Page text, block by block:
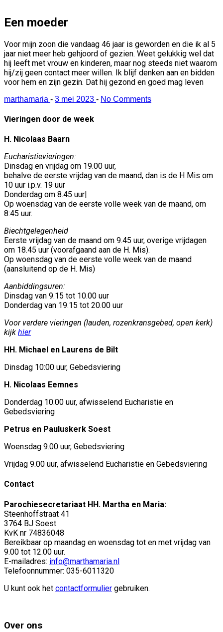
Een moeder
Voor mijn zoon die vandaag 46 jaar is geworden en die ik al 5
jaar niet meer heb gehjoord of gezien. Weet gelukkig wel dat
hij leeft met vrouw en kinderen, maar nog steeds niet waarom
hij/zij geen contact meer willen. Ik blijf denken aan en bidden
voor hem en zijn gezin. Dat hij gezond en goed mag leven
marthamaria - 3 mei 2023 - No Comments
Vieringen door de week
H. Nicolaas Baarn
Eucharistievieringen:
Dinsdag en vrijdag om 19.00 uur,
behalve de eerste vrijdag van de maand, dan is de H Mis om
10 uur i.p.v. 19 uur
Donderdag om 8.45 uur|
Op woensdag van de eerste volle week van de maand, om
8:45 uur.
Biechtgelegenheid
Eerste vrijdag van de maand om 9.45 uur, overige vrijdagen
om 18.45 uur (voorafgaand aan de H. Mis).
Op woensdag van de eerste volle week van de maand
(aansluitend op de H. Mis)
Aanbiddingsuren:
Dinsdag van 9.15 tot 10.00 uur
Donderdag van 19.15 tot 20.00 uur
Voor verdere vieringen (lauden, rozenkransgebed, open kerk)
kijk hier
HH. Michael en Laurens de Bilt
Dinsdag 10:00 uur, Gebedsviering
H. Nicolaas Eemnes
Donderdag 10.00 uur, afwisselend Eucharistie en
Gebedsviering
Petrus en Pauluskerk Soest
Woensdag 9.00 uur, Gebedsviering
Vrijdag 9.00 uur, afwisselend Eucharistie en Gebedsviering
Contact
Parochiesecretariaat HH. Martha en Maria:
Steenhoffstraat 41
3764 BJ Soest
KvK nr 74836048
Bereikbaar op maandag en woensdag tot en met vrijdag van
9.00 tot 12.00 uur.
E-mailadres: info@marthamaria.nl
Telefoonnummer: 035-6011320
U kunt ook het contactformulier gebruiken.
Over ons